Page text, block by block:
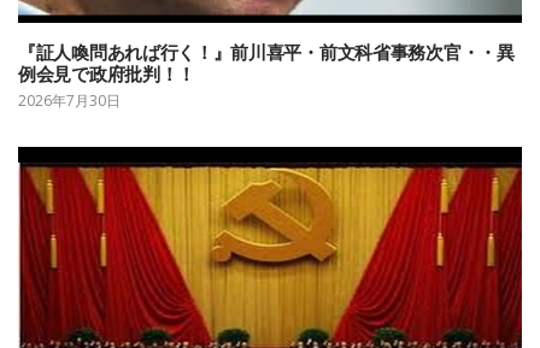
『証人喚問あれば行く！』前川喜平・前文科省事務次官・・異
例会見で政府批判！！
2026年7月30日